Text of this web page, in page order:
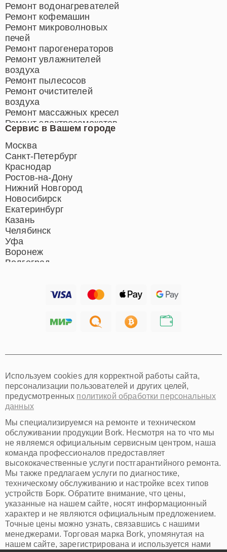
Сервис в Вашем городе
Москва
Санкт-Петербург
Краснодар
Ростов-на-Дону
Нижний Новгород
Новосибирск
Екатеринбург
Казань
Челябинск
Уфа
Воронеж
Волгоград
Хабаровск
Иркутск
Омск
Красноярск
Пермь
Ульяновск
Киров
Архангельск
Астрахань
Белгород
Благовещенск
Брянск
Владивосток
Владикавказ
Владимир
Волжский
Вологда
Грозный
Иваново
Ремонт водонагревателей
Ремонт кофемашин
Ремонт микроволновых
печей
Ремонт парогенераторов
Ремонт увлажнителей
воздуха
Ремонт пылесосов
Ремонт очистителей
воздуха
Ремонт массажных кресел
Ремонт электросамокатов
Ремонт индукционных плит
Ремонт роботов-пылесосов
Ремонт гладильных систем
Ремонт отпаривателей
Ремонт вертикальных
пылесосов
Используем cookies для корректной работы сайта,
персонализации пользователей и других целей,
предусмотренных политикой обработки персональных
данных
Мы специализируемся на ремонте и техническом
обслуживании продукции Bork. Несмотря на то что мы
не являемся официальным сервисным центром, наша
команда профессионалов предоставляет
высококачественные услуги постгарантийного ремонта.
Мы также предлагаем услуги по диагностике,
техническому обслуживанию и настройке всех типов
устройств Борк. Обратите внимание, что цены,
указанные на нашем сайте, носят информационный
характер и не являются официальным предложением.
Точные цены можно узнать, связавшись с нашими
менеджерами. Торговая марка Bork, упомянутая на
нашем сайте, зарегистрирована и используется нами